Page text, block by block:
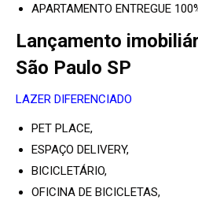
APARTAMENTO ENTREGUE
Lançamento
São Paulo SP
LAZER DIFERENCIADO
PET PLACE,
ESPAÇO DELIVERY,
BICICLETÁRIO,
OFICINA DE BICICLETAS,